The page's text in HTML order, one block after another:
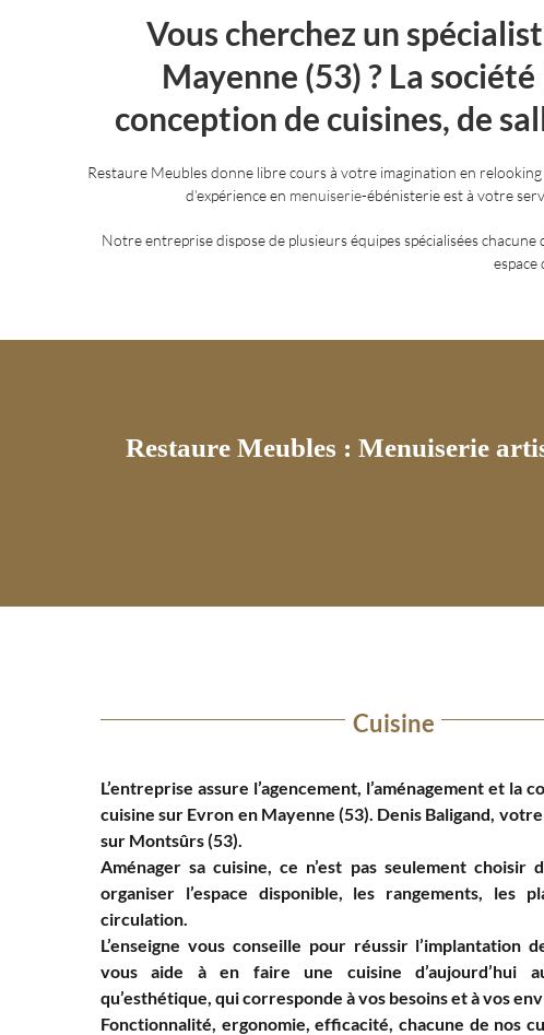
Vous cherchez un
Mayenne (53) ? La
conception de cuisines, de
Restaure Meubles donne libre cours à votre imagination en
d’expérience en menuiserie-ébénisterie est à votre
Notre entreprise dispose de plusieurs équipes spécialisées
Restaure Meubles : Menuiserie
Cuisine
L’entreprise assure l’agencement, l’aménagement et la
cuisine sur Evron en Mayenne (53). Denis Baligand,
sur Montsûrs (53).
Aménager sa cuisine, ce n’est pas seulement choisir
organiser l’espace disponible, les rangements, les
circulation.
L’enseigne vous conseille pour réussir l’implantation
vous aide à en faire une cuisine d’aujourd’hui
qu’esthétique, qui corresponde à vos besoins et à vos
Fonctionnalité, ergonomie, efficacité, chacune de nos